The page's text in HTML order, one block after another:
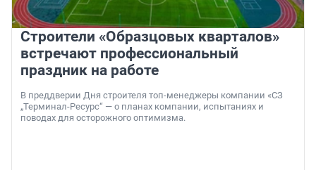
Строители «Образцовых кварталов»
встречают профессиональный
праздник на работе
В преддверии Дня строителя топ-менеджеры компании «СЗ
„Терминал-Ресурс“ — о планах компании, испытаниях и
поводах для осторожного оптимизма.